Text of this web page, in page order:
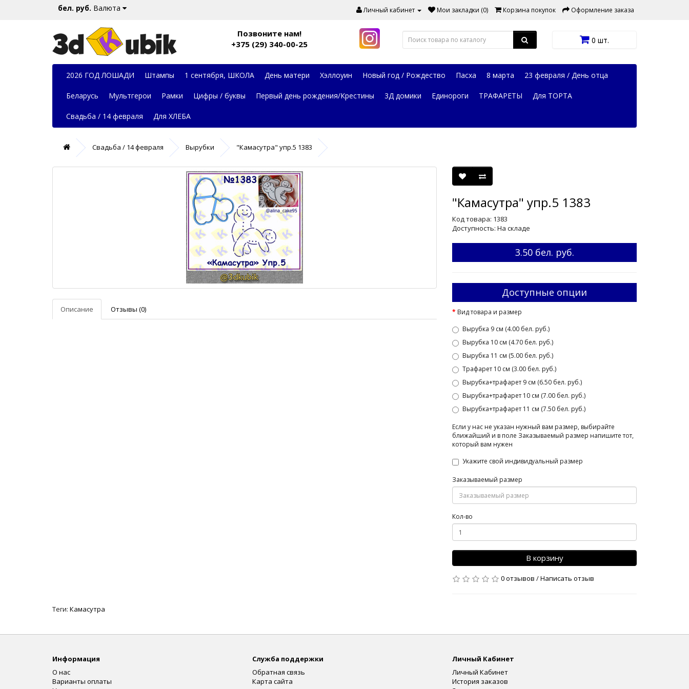
бел. руб. Валюта Личный кабинет Мои закладки (0) Корзина покупок Оформление заказа
Позвоните нам!
+375 (29) 340-00-25
0 шт.
2026 ГОД ЛОШАДИ Штампы 1 сентября, ШКОЛА День матери Хэллоуин Новый год / Рождество Пасха 8 марта 23 февраля / День отца
Беларусь Мультгерои Рамки Цифры / буквы Первый день рождения/Крестины 3Д домики Единороги ТРАФАРЕТЫ Для ТОРТА
Свадьба / 14 февраля Для ХЛЕБА
Свадьба / 14 февраля Вырубки "Камасутра" упр.5 1383
Описание Отзывы (0)
"Камасутра" упр.5 1383
Код товара: 1383
Доступность: На складе
3.50 бел. руб.
Доступные опции
Вид товара и размер
Вырубка 9 см (4.00 бел. руб.)
Вырубка 10 см (4.70 бел. руб.)
Вырубка 11 см (5.00 бел. руб.)
Трафарет 10 см (3.00 бел. руб.)
Вырубка+трафарет 9 см (6.50 бел. руб.)
Вырубка+трафарет 10 см (7.00 бел. руб.)
Вырубка+трафарет 11 см (7.50 бел. руб.)
Если у нас не указан нужный вам размер, выбирайте
ближайший и в поле Заказываемый размер напишите тот,
который вам нужен
Укажите свой индивидуальный размер
Заказываемый размер
Кол-во
В корзину
0 отзывов /Написать отзыв
Теги: Камасутра
Информация
О нас
Варианты оплаты
Служба поддержки
Обратная связь
Карта сайта
Личный Кабинет
Личный Кабинет
История заказов